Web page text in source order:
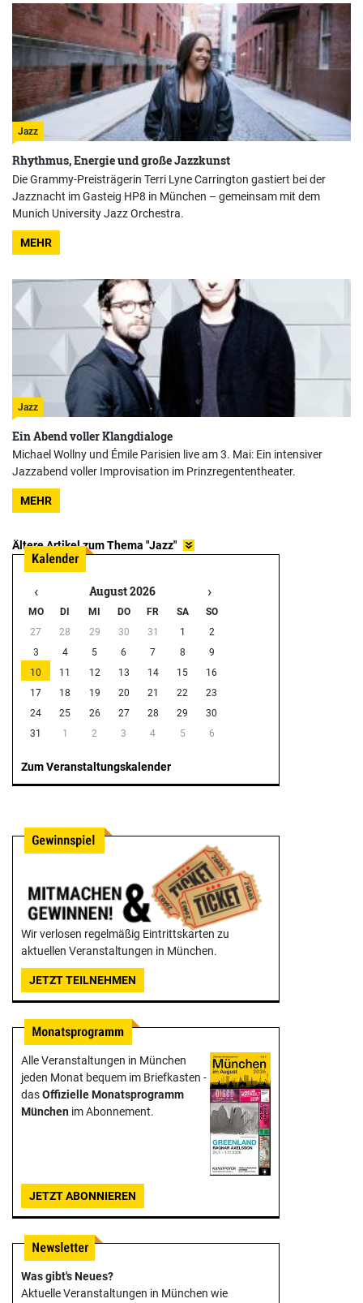
Jazz
Rhythmus, Energie und große Jazzkunst
Die Grammy-Preisträgerin Terri Lyne Carrington gastiert bei der
Jazznacht im Gasteig HP8 in München – gemeinsam mit dem
Munich University Jazz Orchestra.
MEHR
Jazz
Ein Abend voller Klangdialoge
Michael Wollny und Émile Parisien live am 3. Mai: Ein intensiver
Jazzabend voller Improvisation im Prinzregententheater.
MEHR
Ältere Artikel zum Thema "Jazz"
‹ August 2026 ›
MO DI MI DO FR SA
SO
27
28 29 30 31 1
2
3
4 5 6 7 8
9
10
11 12 13 14 15
16
17
18 19 20 21 22
23
24
25 26 27 28 29
30
31
1 2 3 4 5 6
Zum Veranstaltungskalender
Wir verlosen regelmäßig Eintrittskarten zu
aktuellen Veranstaltungen in München.
JETZT TEILNEHMEN
Alle Veranstaltungen in München
jeden Monat bequem im Briefkasten -
dasOffizielle Monats­programm
München im Abonnement.
JETZT ABONNIEREN
Was gibt's Neues?
Aktuelle Veranstaltungen in München wie